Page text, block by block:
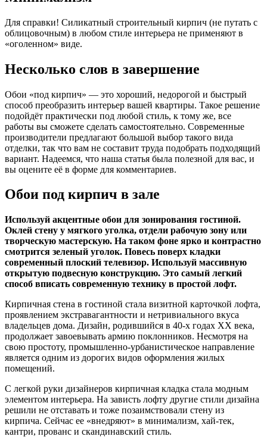
Для справки! Силикатный строительный кирпич (не путать с
облицовочным) в любом стиле интерьера не применяют в
«оголенном» виде.
Несколько слов в завершение
Обои «под кирпич» — это хороший, недорогой и быстрый
способ преобразить интерьер вашей квартиры. Такое решение
подойдёт практически под любой стиль, к тому же, все
работы вы сможете сделать самостоятельно. Современные
производители предлагают большой выбор такого вида
отделки, так что вам не составит труда подобрать подходящий
вариант. Надеемся, что наша статья была полезной для вас, и
вы оцените её в форме для комментариев.
Обои под кирпич в зале
Используй акцентные обои для зонирования гостиной.
Оклей стену у мягкого уголка, отдели рабочую зону или
творческую мастерскую. На таком фоне ярко и контрастно
смотрится зеленый уголок. Повесь поверх кладки
современный плоский телевизор. Используй массивную
открытую подвесную конструкцию. Это самый легкий
способ вписать современную технику в простой лофт.
Кирпичная стена в гостиной стала визитной карточкой лофта,
проявлением экстравагантности и нетривиального вкуса
владельцев дома. Дизайн, родившийся в 40-х годах XX века,
продолжает завоевывать армию поклонников. Несмотря на
свою простоту, промышленно-урбанистическое направление
является одним из дорогих видов оформления жилых
помещений.
С легкой руки дизайнеров кирпичная кладка стала модным
элементом интерьера. На зависть лофту другие стили дизайна
решили не отставать и тоже позаимствовали стену из
кирпича. Сейчас ее «внедряют» в минимализм, хай-тек,
кантри, прованс и скандинавский стиль.